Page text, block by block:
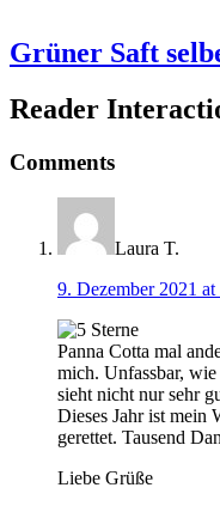
Grüner Saft
Reader
Comments
Laura T.
9. Dezember 2021 at
Panna Cotta mal
mich. Unfassbar,
sieht nicht nur sehr
Dieses Jahr ist mein
gerettet. Tausend
Liebe Grüße